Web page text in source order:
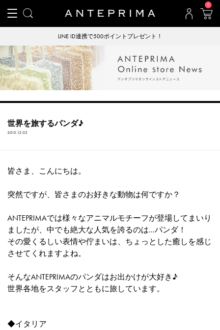
0
LINE ID連携で500ポイントプレゼント！
世界を旅するパンダ♪
2015.12.03
皆さま、こんにちは。
突然ですが、皆さまのお好きな動物は何ですか？
ANTEPRIMAでは様々なアニマルモチーフが登場してまいり
ましたが、中でも絶大な人気を誇るのは...パンダ！
その愛くるしい表情や佇まいは、ちょっとした癒しを感じ
させてくれますよね。
そんなANTEPRIMAのパンダはお出かけが大好き♪
世界各地をスタッフとともに旅しています。
◆イタリア